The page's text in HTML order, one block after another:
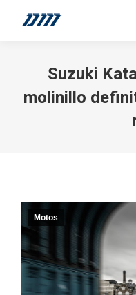
Suzuki
molinillo
Motos